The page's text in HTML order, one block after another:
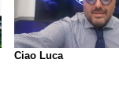
Ciao Luca